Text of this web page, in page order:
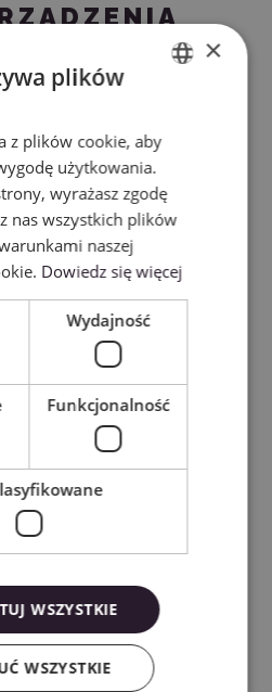
w połączeniu z
Maker 4
Explore 4
Cameo 5
Cameo 5 Plus
POLISH
×
plików
z plików cookie, aby
użytkowania.
wyrażasz zgodę
nas wszystkich plików
naszej
Dowiedz się więcej
Wydajność
Funkcjonalność
WSZYSTKIE
WSZYSTKIE